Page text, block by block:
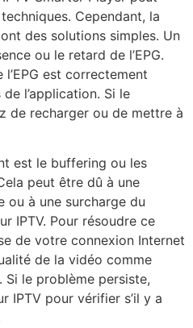
Cependant, la
des solutions simples. Un
ou le retard de l’EPG.
l’EPG est correctement
l’application. Si le
de recharger ou de mettre à
est le buffering ou les
peut être dû à une
ou à une surcharge du
IPTV. Pour résoudre ce
de votre connexion Internet
de la vidéo comme
Si le problème persiste,
IPTV pour vérifier s’il y a